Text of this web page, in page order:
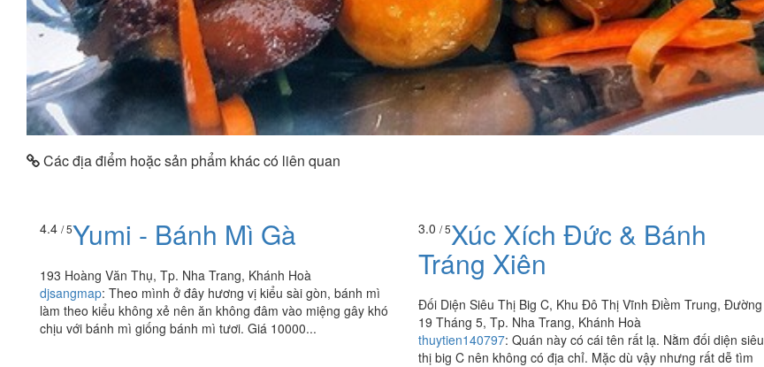
Các địa điểm hoặc sản phẩm khác có liên quan
4.4 / 5Yumi - Bánh Mì Gà
193 Hoàng Văn Thụ, Tp. Nha Trang, Khánh Hoà
djsangmap: Theo mình ở đây hương vị kiểu sài gòn, bánh mì
làm theo kiểu không xẻ nên ăn không đâm vào miệng gây khó
chịu với bánh mì giống bánh mì tươi. Giá 10000...
3.0 / 5Xúc Xích Đức & Bánh
Tráng Xiên
Đối Diện Siêu Thị Big C, Khu Đô Thị Vĩnh Điềm Trung, Đường
19 Tháng 5, Tp. Nha Trang, Khánh Hoà
thuytien140797: Quán này có cái tên rất lạ. Nằm đối diện siêu
thị big C nên không có địa chỉ. Mặc dù vậy nhưng rất dễ tìm